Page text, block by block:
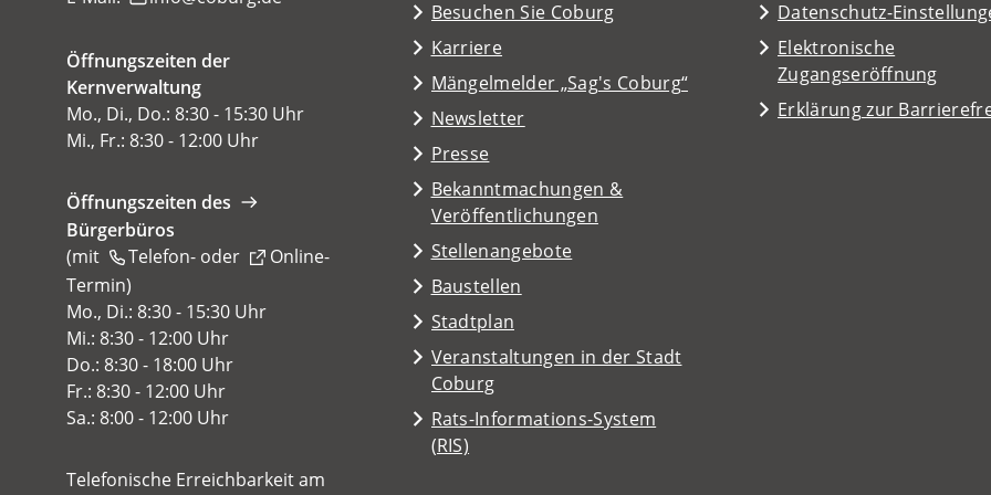
Öffnungszeiten der
Kernverwaltung
Mo., Di., Do.: 8:30 - 15:30 Uhr
Mi., Fr.: 8:30 - 12:00 Uhr
Öffnungszeiten des
Bürgerbüros
(mit
Telefon- oder
Online-
Termin
(Öffnet
in
einem
neuen
Tab)
)
Mo., Di.: 8:30 - 15:30 Uhr
Mi.: 8:30 - 12:00 Uhr
Do.: 8:30 - 18:00 Uhr
Fr.: 8:30 - 12:00 Uhr
Sa.: 8:00 - 12:00 Uhr
Telefonische Erreichbarkeit am
Besuchen Sie Coburg
(Öffnet
in
neuen
Tab)
Karriere
Mängelmelder „Sag's Coburg“
(Öffnet
in
neuen
Tab)
Newsletter
Presse
Bekanntmachungen &
Veröffentlichungen
Stellenangebote
Baustellen
Stadtplan
(Öffnet
in
einem
Tab)
Veranstaltungen in der Stadt
Coburg
(Öffnet
in
einem
neuen
Rats-Informations-System
(RIS)
(Öffnet
Datenschutz-
Elektronische
Zugangseröffnung
Erklärung zur